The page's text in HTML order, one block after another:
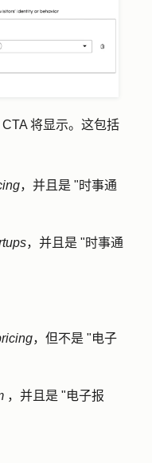
将显示。这包括
，并且是 "时事通
，并且是 "时事通
，但不是 "电子
，并且是 "电子报